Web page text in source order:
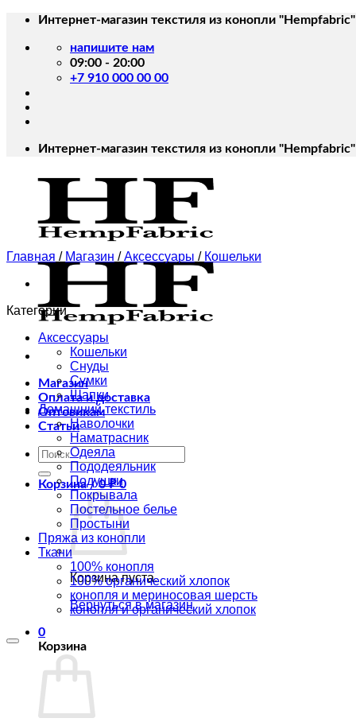
Skip
content
Интернет-магазин текстиля из конопли "Hempfabric"
напишите нам
09:00 - 20:00
+7 910 000 00 00
Интернет-магазин текстиля из конопли "Hempfabric"
Магазин
Оплата и доставка
Оптовикам
Статьи
Искать:
Корзина /0₽ 0
Корзина пуста.
Вернуться в магазин
0
Корзина
Главная / Магазин / Аксессуары / Кошельки
Категории
Аксессуары
Кошельки
Снуды
Сумки
Шапки
Домашний текстиль
Наволочки
Наматрасник
Одеяла
Пододеяльник
Подушки
Покрывала
Постельное белье
Простыни
Пряжа из конопли
Ткани
100% конопля
100% органический хлопок
конопля и мериносовая шерсть
конопля и органический хлопок